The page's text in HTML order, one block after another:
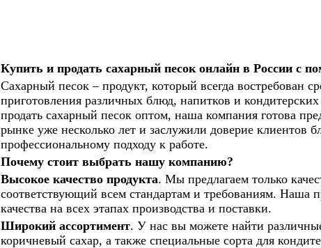
Купить и продать сахарный песок онлайн в России с
Сахарный песок – продукт, который всегда востребован
приготовления различных блюд, напитков и
продать сахарный песок оптом, наша компания готова
рынке уже несколько лет и заслужили доверие клиентов
профессиональному подходу к работе.
Почему стоит выбрать нашу компанию?
Высокое качество продукта. Мы предлагаем только
соответствующий всем стандартам и требованиям. Наша
качества на всех этапах производства и поставки.
Широкий ассортимент. У нас вы можете найти
коричневый сахар, а также специальные сорта для